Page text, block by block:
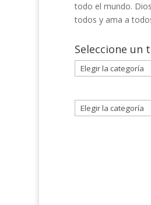
todo el mundo.
todos y ama a
Seleccione un
Seleccione
un